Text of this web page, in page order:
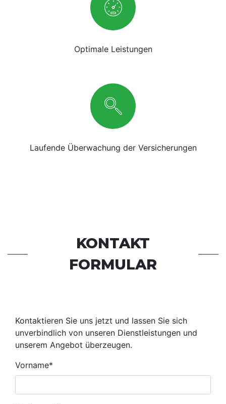
Optimale Leistungen
Laufende Überwachung der Versicherungen
KONTAKT
FORMULAR
Kontaktieren Sie uns jetzt und lassen Sie sich
unverbindlich von unseren Dienstleistungen und
unserem Angebot überzeugen.
Vorname*